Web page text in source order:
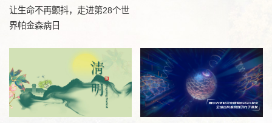
让生命不再颤抖，走进第28个世
界帕金森病日